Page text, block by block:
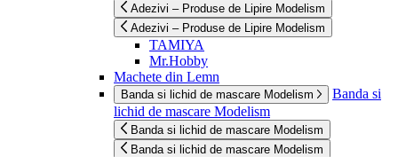
Adezivi – Produse de Lipire Modelism
Adezivi – Produse de Lipire Modelism
TAMIYA
Mr.Hobby
Machete din Lemn
Banda si lichid de mascare Modelism
Banda si
lichid de mascare Modelism
Banda si lichid de mascare Modelism
Banda si lichid de mascare Modelism